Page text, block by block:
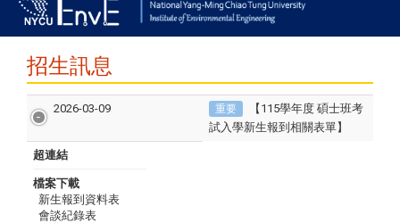
招生訊息
2026-03-09 重要
【115學年度 碩士班考
試入學新生報到相關表單】
超連結
檔案下載
新生報到資料表
會談紀錄表